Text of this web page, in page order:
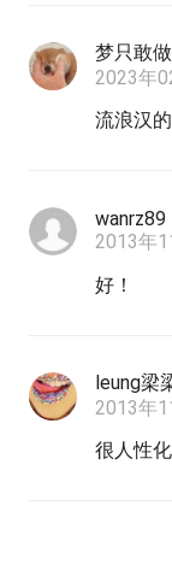
梦只敢
2023年
流浪汉
wanrz89
2013年
好！
leung梁
2013年
很人性化